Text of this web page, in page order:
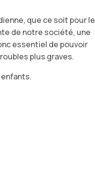
que ce soit pour le
de notre société, une
essentiel de pouvoir
plus graves.